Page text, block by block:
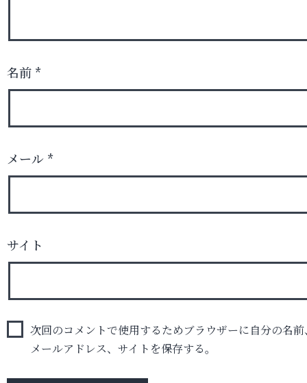
名前 *
メール *
サイト
次回のコメントで使用するためブラウザーに自分の名前
メールアドレス、サイトを保存する。